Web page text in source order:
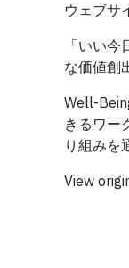
ウェブサ
「いい
な価値創
Well-
きるワー
り組みを
View